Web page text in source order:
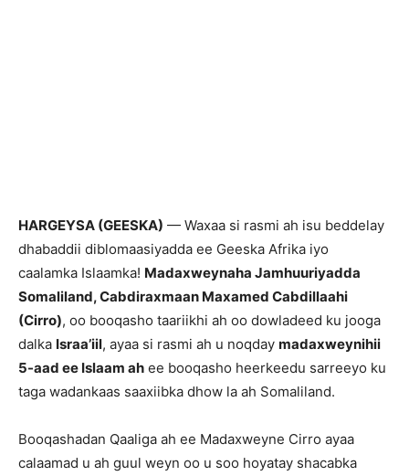
HARGEYSA (GEESKA) — Waxaa si rasmi ah isu beddelay
dhabaddii diblomaasiyadda ee Geeska Afrika iyo
caalamka Islaamka! Madaxweynaha Jamhuuriyadda
Somaliland, Cabdiraxmaan Maxamed Cabdillaahi
(Cirro), oo booqasho taariikhi ah oo dowladeed ku jooga
dalka Israa’iil, ayaa si rasmi ah u noqday madaxweynihii
5-aad ee Islaam ah ee booqasho heerkeedu sarreeyo ku
taga wadankaas saaxiibka dhow la ah Somaliland.
Booqashadan Qaaliga ah ee Madaxweyne Cirro ayaa
calaamad u ah guul weyn oo u soo hoyatay shacabka